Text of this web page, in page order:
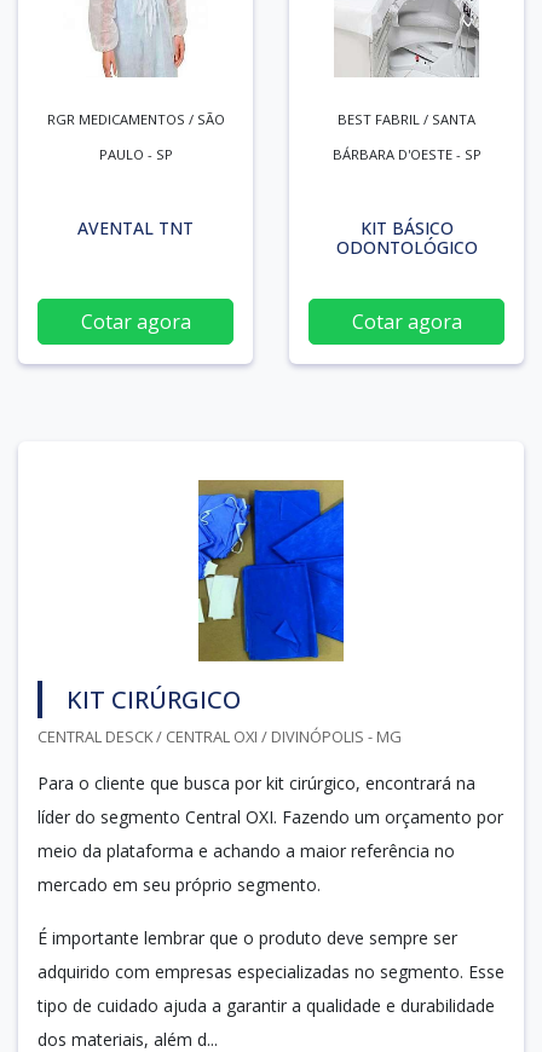
RGR MEDICAMENTOS / SÃO
PAULO - SP
AVENTAL TNT
Cotar agora
BEST FABRIL / SANTA
BÁRBARA D'OESTE - SP
KIT BÁSICO
ODONTOLÓGICO
Cotar agora
KIT CIRÚRGICO
CENTRAL DESCK / CENTRAL OXI / DIVINÓPOLIS - MG
Para o cliente que busca por kit cirúrgico, encontrará na
líder do segmento Central OXI. Fazendo um orçamento por
meio da plataforma e achando a maior referência no
mercado em seu próprio segmento.
É importante lembrar que o produto deve sempre ser
adquirido com empresas especializadas no segmento. Esse
tipo de cuidado ajuda a garantir a qualidade e durabilidade
dos materiais, além d...